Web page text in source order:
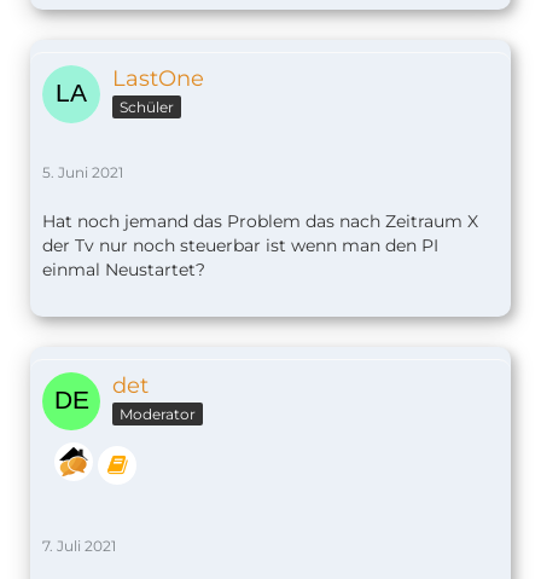
LastOne
Schüler
5. Juni 2021
Hat noch jemand das Problem das nach Zeitraum X
der Tv nur noch steuerbar ist wenn man den PI
einmal Neustartet?
det
Moderator
7. Juli 2021